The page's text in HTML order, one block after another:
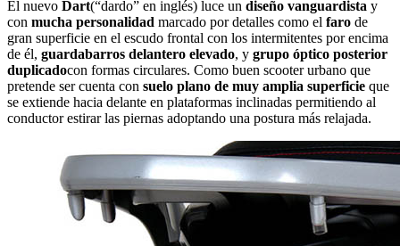
El nuevo Dart(“dardo” en inglés) luce un diseño vanguardista y
con mucha personalidad marcado por detalles como el faro de
gran superficie en el escudo frontal con los intermitentes por encima
de él, guardabarros delantero elevado, y grupo óptico posterior
duplicadocon formas circulares. Como buen scooter urbano que
pretende ser cuenta con suelo plano de muy amplia superficie que
se extiende hacia delante en plataformas inclinadas permitiendo al
conductor estirar las piernas adoptando una postura más relajada.